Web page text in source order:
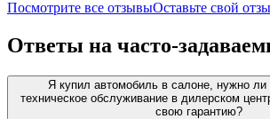
Посмотрите все отзывыОставьте свой
Ответы на часто-
Я купил автомобиль в салоне, нужно ли
техническое обслуживание в дилерском
свою гарантию?